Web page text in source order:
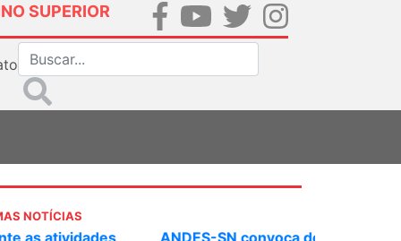
SUPERIOR
NOTÍCIAS
SN convoca docentes para Dia de